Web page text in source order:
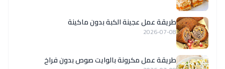
طريقة عمل عجينة الكبة بدون ماكينة
2026-07-08
طريقة عمل مكرونة بالوايت صوص بدون فراخ